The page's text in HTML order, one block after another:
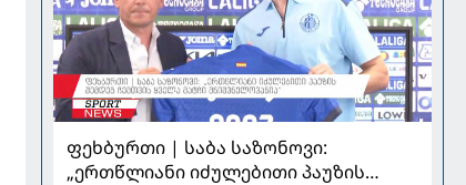
ფეხბურთი | საბა საზონოვი:
„ერთწლიანი იძულებითი პაუზის